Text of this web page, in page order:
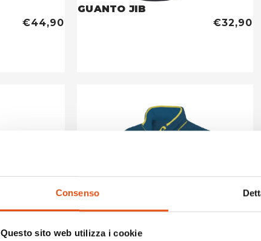
Consenso
Questo sito web utilizza i cookie
€44,90
GUANTO JIB
€32,90